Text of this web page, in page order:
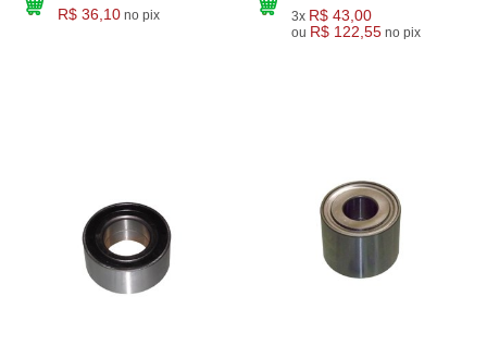
R$ 36,10 no pix 3x R$ 43,00
ou R$ 122,55 no pix